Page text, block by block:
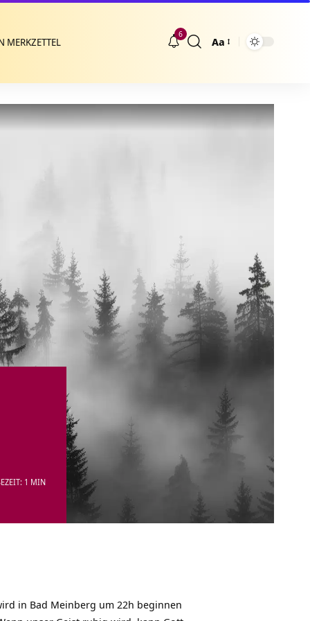
MERKZETTEL
6
Größenänderung
Aa
1 MIN
in Bad Meinberg um 22h beginnen